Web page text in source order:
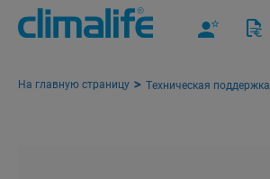
На главную страницу Техническая поддержка